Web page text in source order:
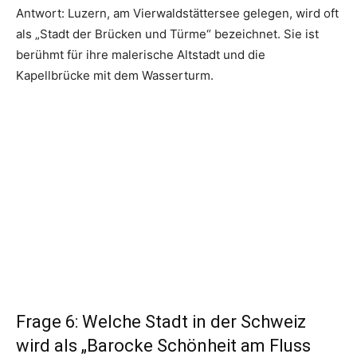
Antwort: Luzern, am Vierwaldstättersee gelegen, wird oft
als „Stadt der Brücken und Türme“ bezeichnet. Sie ist
berühmt für ihre malerische Altstadt und die
Kapellbrücke mit dem Wasserturm.
Frage 6: Welche Stadt in der Schweiz
wird als „Barocke Schönheit am Fluss